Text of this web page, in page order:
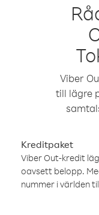
Viber
till lägre
Kreditpaket
Viber Out-kredit
oavsett belopp.
nummer i världen